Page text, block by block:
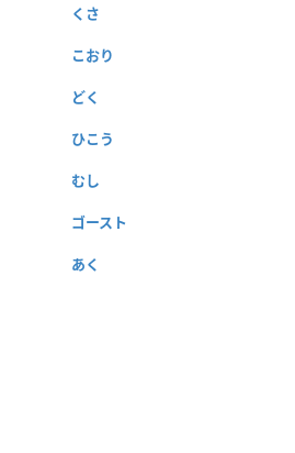
くさ
こおり
どく
ひこう
むし
ゴースト
あく